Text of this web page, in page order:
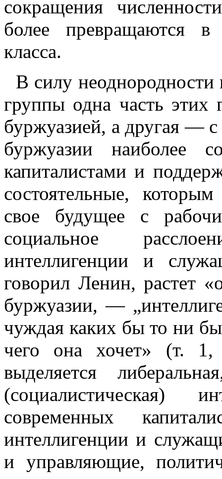
сокращения
более превращаются в
класса.
В силу
группы одна часть этих
буржуазией, а другая —
буржуазии наиболее
капиталистами и
состоятельные,
свое будущее с
социальное
интеллигенции и
говорил Ленин, растет
буржуазии, —
чуждая каких бы то ни
чего она хочет» (т.
выделяется
(социалистическая)
современных
интеллигенции и
и управляющие,